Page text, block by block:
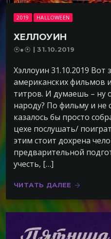
2019 HALLOWEEN
ХЕЛЛОУИН
⦿●⦿ | 31.10.2019
Хэллоуин 31.10.2019 Вот
американских фильмов
титров. И думаешь – ну
народу? По фильму и не
казалось бы просто
цехе послушать/
этим стоит дохрена
предварительной
учесть, […]
ЧИТАТЬ ДАЛЕЕ arrow_forward